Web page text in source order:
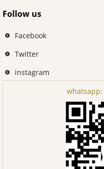
Follow us
Facebook
Twitter
instagram
whatsapp: